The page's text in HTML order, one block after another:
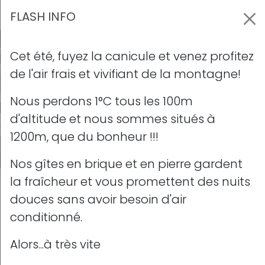
BIENVENUE
Avis clients
Contact
Actualités
HÉBERGEMENTS
Grand gîte
Gîtes
Chalets
Previous
FLASH INFO
Cet été, fuyez la canicule et venez profitez
de l'air frais et vivifiant de la montagne!
Nous perdons 1°C tous les 100m
d'altitude et nous sommes situés à
1200m, que du bonheur !!!
Nos gîtes en brique et en pierre gardent
la fraîcheur et vous promettent des nuits
douces sans avoir besoin d'air
conditionné.
Alors...à très vite
Panneau de gestion des cookies